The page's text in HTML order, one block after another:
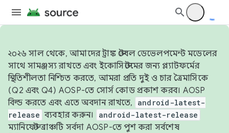
২০২৬ সাল থেকে, আমাদের ট্রাঙ্ক স্টেবল ডেভেলপমেন্ট মডেলের
সাথে সামঞ্জস্য রাখতে এবং ইকোসিস্টেমের জন্য প্ল্যাটফর্মের
স্থিতিশীলতা নিশ্চিত করতে, আমরা প্রতি দুই ও চার ত্রৈমাসিকে
(Q2 এবং Q4) AOSP-তে সোর্স কোড প্রকাশ করব। AOSP
বিল্ড করতে এবং এতে অবদান রাখতে,
android-latest-
release ব্যবহার করুন। android-latest-release
ম্যানিফেস্ট ব্রাঞ্চটি সর্বদা AOSP-তে পুশ করা সর্বশেষ